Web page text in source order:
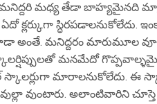
మధ్య తేడా బాహ్యమైనది
క్లర్కుగా స్ధిరపడాలనుకోలేదు.
అంతే. మనిద్దరం మారుమూల
మనమేదో
స్కాలర్లుగా మారాలనుకోలేదు. ఈ
వుంటారు. అలాంటివారిని